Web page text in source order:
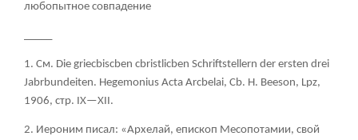
любопытное совпадение
1. См. Die griecbiscben cbristlicben Schriftstellern der ersten drei
Jabrbundeiten. Hegemonius Acta Arcbelai, Cb. H. Beeson, Lpz,
1906, стр. IX—XII.
2. Иероним писал: «Архелай, епископ Месопотамии, свой